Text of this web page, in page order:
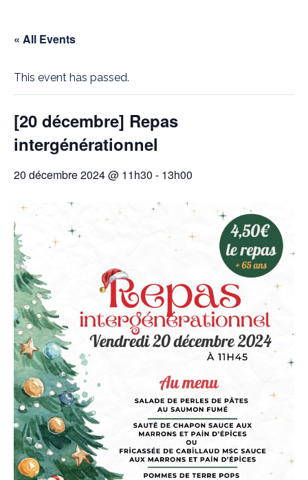
« All Events
This event has passed.
[20 décembre] Repas
intergénérationnel
20 décembre 2024 @ 11h30 - 13h00